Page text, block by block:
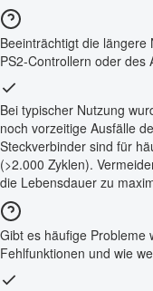
Beeinträchtigt die
PS2-Controllern oder des
Bei typischer Nutzung
noch vorzeitige Ausfälle
Steckverbinder sind für
(>2.000 Zyklen).
die Lebensdauer zu
Gibt es häufige Probleme
Fehlfunktionen und wie